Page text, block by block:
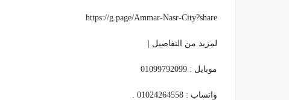
https://g.page/Ammar-Nasr-City?share
لمزيد من التفاصيل |
موبايل : 01099792099
واتساب : 01024264558 .